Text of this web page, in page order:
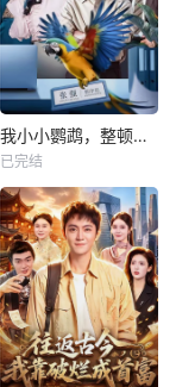
我小小鹦鹉，整顿职场一把好手
已完结